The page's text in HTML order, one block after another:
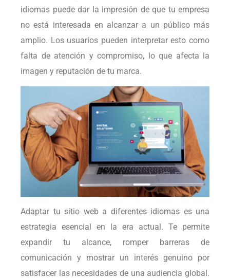
idiomas puede dar la impresión de que tu empresa
no está interesada en alcanzar a un público más
amplio. Los usuarios pueden interpretar esto como
falta de atención y compromiso, lo que afecta la
imagen y reputación de tu marca.
Adaptar tu sitio web a diferentes idiomas es una
estrategia esencial en la era actual. Te permite
expandir tu alcance, romper barreras de
comunicación y mostrar un interés genuino por
satisfacer las necesidades de una audiencia global.